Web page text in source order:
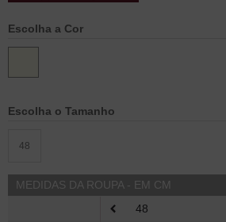
Cor
Tamanho
48
MEDIDAS DA ROUPA - EM CM
48